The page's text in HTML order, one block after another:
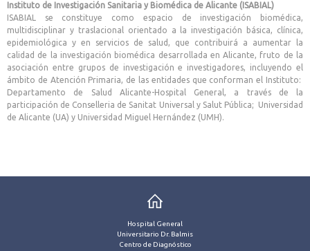
Instituto de Investigación Sanitaria y Biomédica de Alicante (ISABIAL)
ISABIAL se constituye como espacio de investigación biomédica,
multidisciplinar y traslacional orientado a la investigación básica, clínica,
epidemiológica y en servicios de salud, que contribuirá a aumentar la
calidad de la investigación biomédica desarrollada en Alicante, fruto de la
asociación entre grupos de investigación e investigadores, incluyendo el
ámbito de Atención Primaria, de las entidades que conforman el Instituto:
Departamento de Salud Alicante-Hospital General, a través de la
participación de Conselleria de Sanitat Universal y Salut Pública; Universidad
de Alicante (UA) y Universidad Miguel Hernández (UMH).
Hospital General
Universitario Dr. Balmis
Centro de Diagnóstico